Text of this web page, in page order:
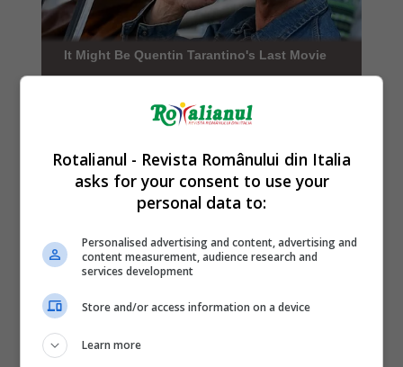
Rotalianul - Revista Românului din Italia
asks for your consent to use your
personal data to:
Personalised advertising and content, advertising and
content measurement, audience research and
services development
Store and/or access information on a device
Learn more